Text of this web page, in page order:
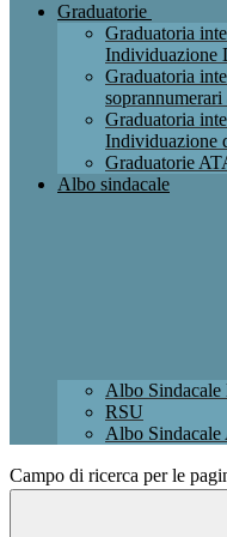
Graduatorie
Graduatoria
Individuazione
Graduatoria
Graduatoria
Individuazione
Graduatorie
Albo sindacale
Albo Sindacale
RSU
Albo
Campo di ricerca per le